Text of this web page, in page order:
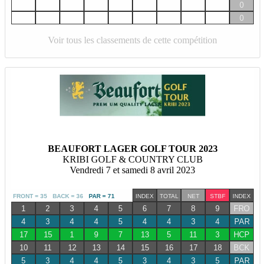
0
0
Voir tous les classements de cette compétition
BEAUFORT LAGER GOLF TOUR 2023
KRIBI GOLF & COUNTRY CLUB
Vendredi 7 et samedi 8 avril 2023
FRONT = 35 BACK = 36 PAR = 71 INDEX TOTAL NET STBF INDEX
1 2 3 4 5 6 7 8 9
FRO
4
3 4 4 5 4 4 3 4
PAR
17
15 1 9 7 13 5 11 3
HCP
10
11 12 13 14 15 16 17 18
BCK
5
3 4 4 5 3 4 3 5
PAR